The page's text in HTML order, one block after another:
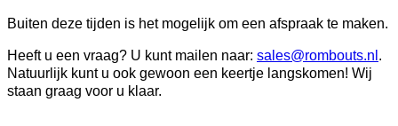
Buiten deze tijden is het mogelijk om een afspraak te maken.
Heeft u een vraag? U kunt mailen naar: sales@rombouts.nl .
Natuurlijk kunt u ook gewoon een keertje langskomen! Wij
staan graag voor u klaar.